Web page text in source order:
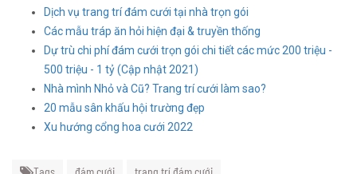
Dịch vụ trang trí đám cưới tại nhà trọn gói
Các mẫu tráp ăn hỏi hiện đại & truyền thống
Dự trù chi phí đám cưới trọn gói chi tiết các mức 200 triệu -
500 triệu - 1 tỷ (Cập nhật 2021)
Nhà mình Nhỏ và Cũ? Trang trí cưới làm sao?
20 mẫu sân khấu hội trường đẹp
Xu hướng cổng hoa cưới 2022